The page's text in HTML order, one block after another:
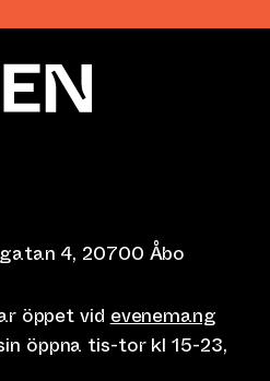
4, 20700 Åbo
öppet vid evenemang
öppna tis-tor kl 15-23,